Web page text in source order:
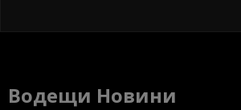
Водещи Новини